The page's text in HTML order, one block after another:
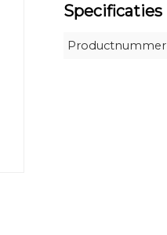
Specificaties
Productnummer